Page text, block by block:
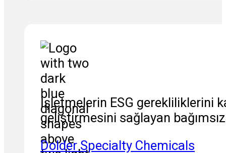
İşletmelerin ESG gerekliliklerini
geliştirmesini sağlayan
Dolder Specialty Chemicals